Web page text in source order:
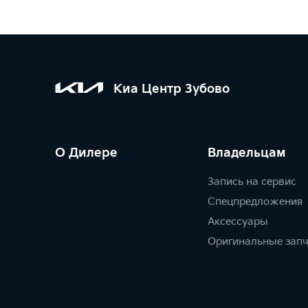
Киа Центр Зубово
О Дилере Владельцам
Запись на сервис
Спецпредложения
Аксессуары
Оригинальные